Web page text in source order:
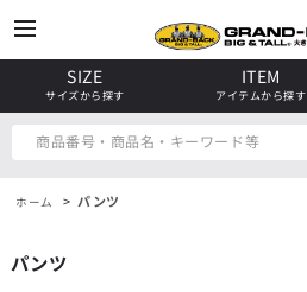
SIZE
サイズから探す
ITEM
アイテムから探す
商品番号・商品名・キーワード等
ホーム > パンツ
パンツ